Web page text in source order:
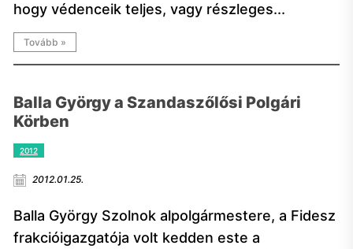
hogy védenceik teljes, vagy részleges...
Tovább »
Balla György a Szandaszőlősi Polgári
Körben
2012
2012.01.25.
Balla György Szolnok alpolgármestere, a Fidesz
frakcióigazgatója volt kedden este a